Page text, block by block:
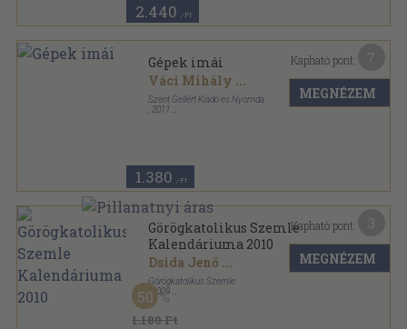
2.440 ,-Ft
Gépek imái
Váci Mihály ...
Szent Gellért Kiadó és Nyomda
2011
1.380 ,-Ft
Kapható pont:
MEGNÉZEM
Görögkatolikus Szemle
Kalendáriuma 2010
Dsida Jenő ...
Görögkatolikus Szemle
, 2009
Ragasztott papírkötés
Görögkatolikus Szemle Kalendáriuma sorozat
1.180 Ft
50
Kapható pont:
MEGNÉZEM